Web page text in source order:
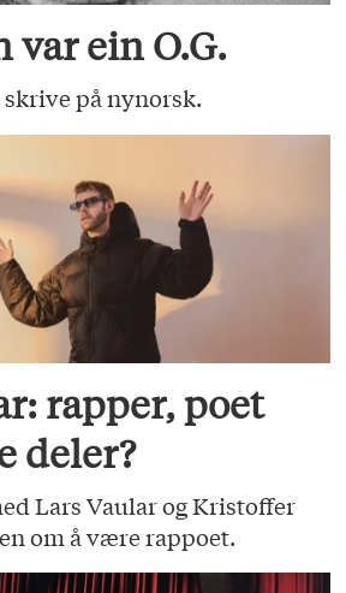
var ein O.G.
skrive på nynorsk.
rapper, poet
deler?
Lars Vaular og Kristoffer
om å være rappoet.